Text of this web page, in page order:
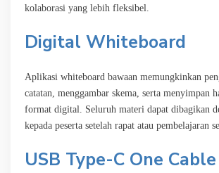
kolaborasi yang lebih fleksibel.
Digital Whiteboard
Aplikasi whiteboard bawaan memungkinkan
catatan, menggambar skema, serta menyimpan
format digital. Seluruh materi dapat dibagikan
kepada peserta setelah rapat atau pembelajaran
USB Type-C One